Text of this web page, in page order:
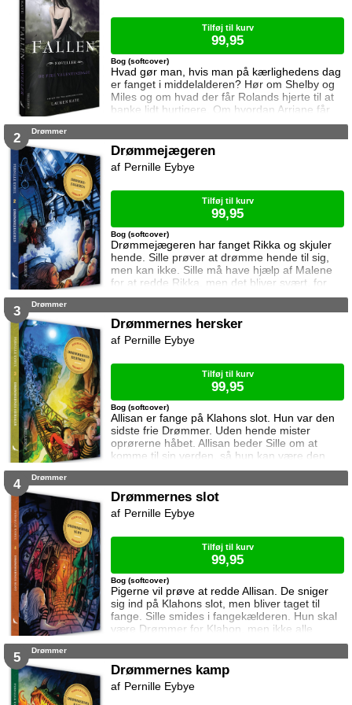
Hvad gør man, hvis man på kærlighedens dag
er fanget i middelalderen? Hør om Shelby og
Miles og om hvad der får Rolands hjerte til at
banke lidt hurtigere. Om hvordan Arriane får
sit ar. Og hvordan Luce og Daniel fejrer deres
Bog (softcover)
Tilføj til kurv
99,95
2 Drømmer
Drømmejægeren
Drømmejægeren har fanget Rikka og skjuler
hende. Sille prøver at drømme hende til sig,
men kan ikke. Sille må have hjælp af Malene
for at redde Rikka, men det bliver svært, for
Drømmejægeren er stærk. Kan pigerne redde
dem?
Bog (softcover)
Pernille Eybye
Tilføj til kurv
99,95
3 Drømmer
Drømmernes hersker
Allisan er fange på Klahons slot. Hun var den
sidste frie Drømmer. Uden hende mister
oprørerne håbet. Allisan beder Sille om at
komme til sin verden, så hun kan være den
sidste frie Drømmer. Sammen med Malene
men Klahon ved at de er kommet til hans
verden ...
Bog (softcover)
Pernille Eybye
Tilføj til kurv
99,95
4 Drømmer
Drømmernes slot
Pigerne vil prøve at redde Allisan. De sniger
sig ind på Klahons slot, men bliver taget til
fange. Sille smides i fangekælderen. Hun skal
være Drømmer for Klahon, men ikke alle
drømme er gode drømme. Pigerne forsøger at
Bog (softcover)
Pernille Eybye
Tilføj til kurv
99,95
5 Drømmer
Drømmernes kamp
Pernille Eybye